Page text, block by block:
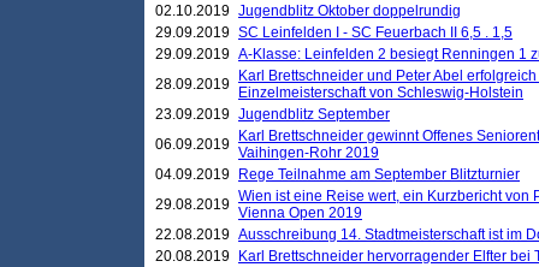
02.10.2019 Jugendblitz Oktober doppelrundig
29.09.2019 SC Leinfelden I - SC Feuerbach II 6,5 . 1,5
29.09.2019 A-Klasse: Leinfelden 2 besiegt Renningen 1
28.09.2019
Karl Brettschneider und Peter Abel
Einzelmeisterschaft von Schleswig-Holstein
23.09.2019 Jugendblitz September
06.09.2019
Karl Brettschneider gewinnt Offenes
Vaihingen-Rohr 2019
04.09.2019
Rege Teilnahme am September Blitzturnier
29.08.2019 Wien ist eine Reise wert, ein Kurzbericht von
Vienna Open 2019
22.08.2019 Ausschreibung 14. Stadtmeisterschaft ist im
20.08.2019
Karl Brettschneider hervorragender Elfter bei